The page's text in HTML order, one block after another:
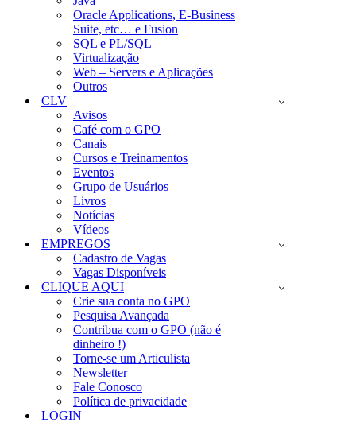
Oracle Applications, E-Business
Suite, etc… e Fusion
SQL e PL/SQL
Virtualização
Web – Servers e Aplicações
Outros
CLV
Avisos
Café com o GPO
Canais
Cursos e Treinamentos
Eventos
Grupo de Usuários
Livros
Notícias
Vídeos
EMPREGOS
Cadastro de Vagas
Vagas Disponíveis
CLIQUE AQUI
Crie sua conta no GPO
Pesquisa Avançada
Contribua com o GPO (não é
dinheiro !)
Torne-se um Articulista
Newsletter
Fale Conosco
Política de privacidade
LOGIN